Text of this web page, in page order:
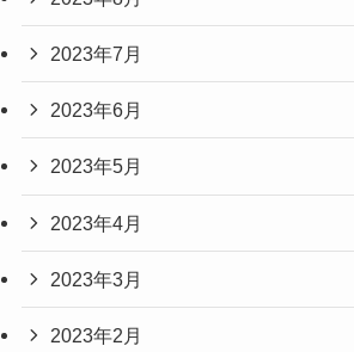
2023年7月
2023年6月
2023年5月
2023年4月
2023年3月
2023年2月